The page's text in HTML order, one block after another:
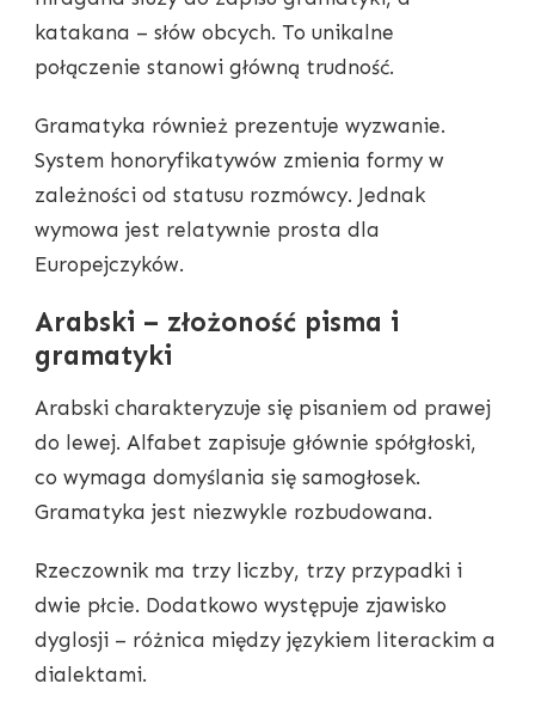
katakana – słów obcych. To unikalne
połączenie stanowi główną trudność.
Gramatyka również prezentuje wyzwanie.
System honoryfikatywów zmienia formy w
zależności od statusu rozmówcy. Jednak
wymowa jest relatywnie prosta dla
Europejczyków.
Arabski – złożoność pisma i
gramatyki
Arabski charakteryzuje się pisaniem od prawej
do lewej. Alfabet zapisuje głównie spółgłoski,
co wymaga domyślania się samogłosek.
Gramatyka jest niezwykle rozbudowana.
Rzeczownik ma trzy liczby, trzy przypadki i
dwie płcie. Dodatkowo występuje zjawisko
dyglosji – różnica między językiem literackim a
dialektami.